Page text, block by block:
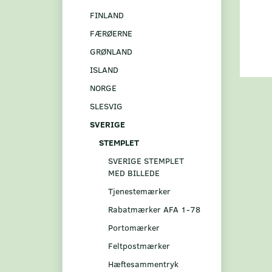
FINLAND
FÆRØERNE
GRØNLAND
ISLAND
NORGE
SLESVIG
SVERIGE
STEMPLET
SVERIGE STEMPLET
MED BILLEDE
Tjenestemærker
Rabatmærker AFA 1-78
Portomærker
Feltpostmærker
Hæftesammentryk